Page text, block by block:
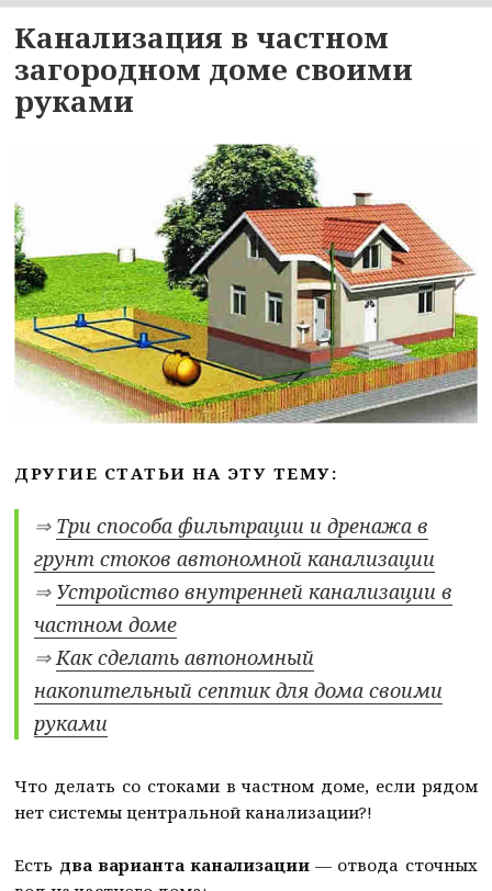
Канализация в частном
загородном доме своими
руками
ДРУГИЕ СТАТЬИ НА ЭТУ ТЕМУ:
⇒ Три способа фильтрации и дренажа в
грунт стоков автономной канализации
⇒ Устройство внутренней канализации в
частном доме
⇒ Как сделать автономный
накопительный септик для дома своими
руками
Что делать со стоками в частном доме, если рядом
нет системы центральной канализации?!
Есть два варианта канализации — отвода сточных